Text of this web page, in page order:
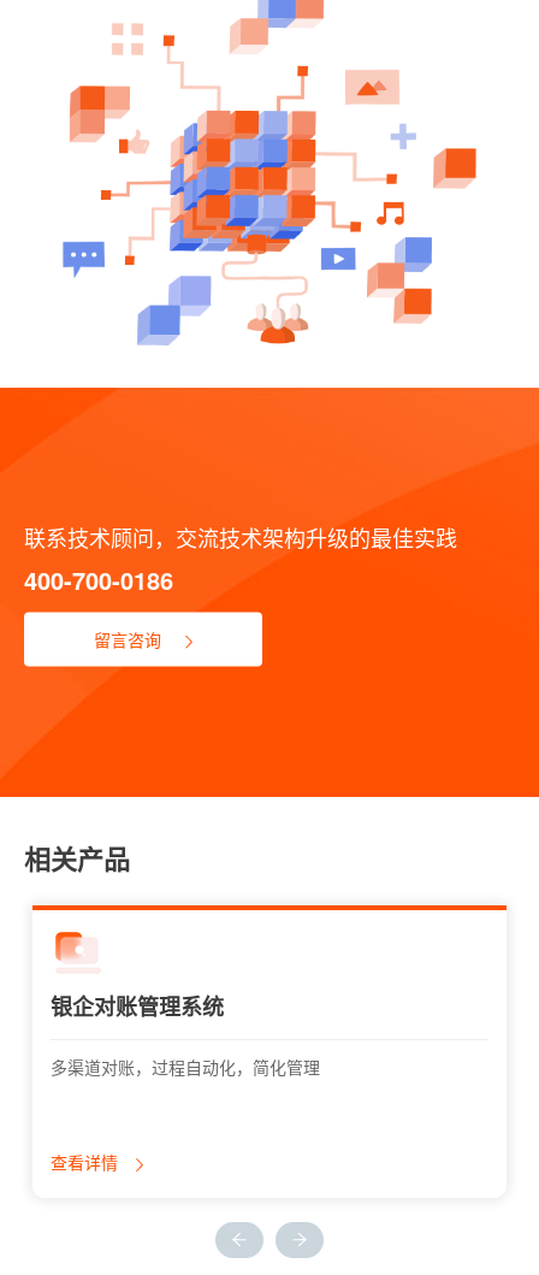
联系技术顾问，交流技术架构升级的最佳实践
400-700-0186
留言咨询
相关产品
银企对账管理系统
多渠道对账，过程自动化，简化管理
查看详情